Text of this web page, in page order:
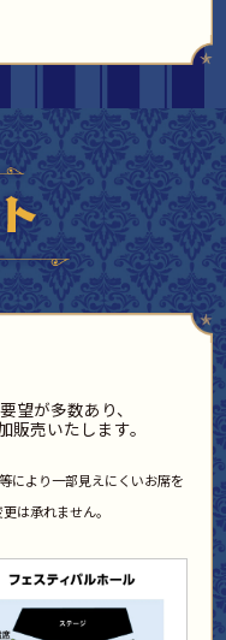
望が多数あり、
販売いたします。
により一部見えにくいお席を
は承れません。